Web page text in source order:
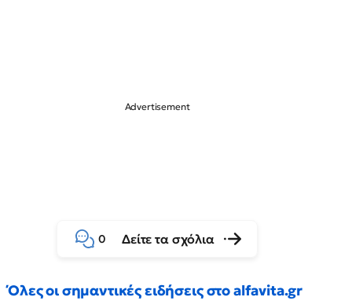
0 Δείτε τα σχόλια
Όλες οι σημαντικές ειδήσεις στο alfavita.gr